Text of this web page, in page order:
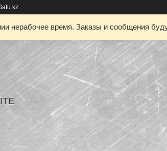
нерабочее время. Заказы и сообщения